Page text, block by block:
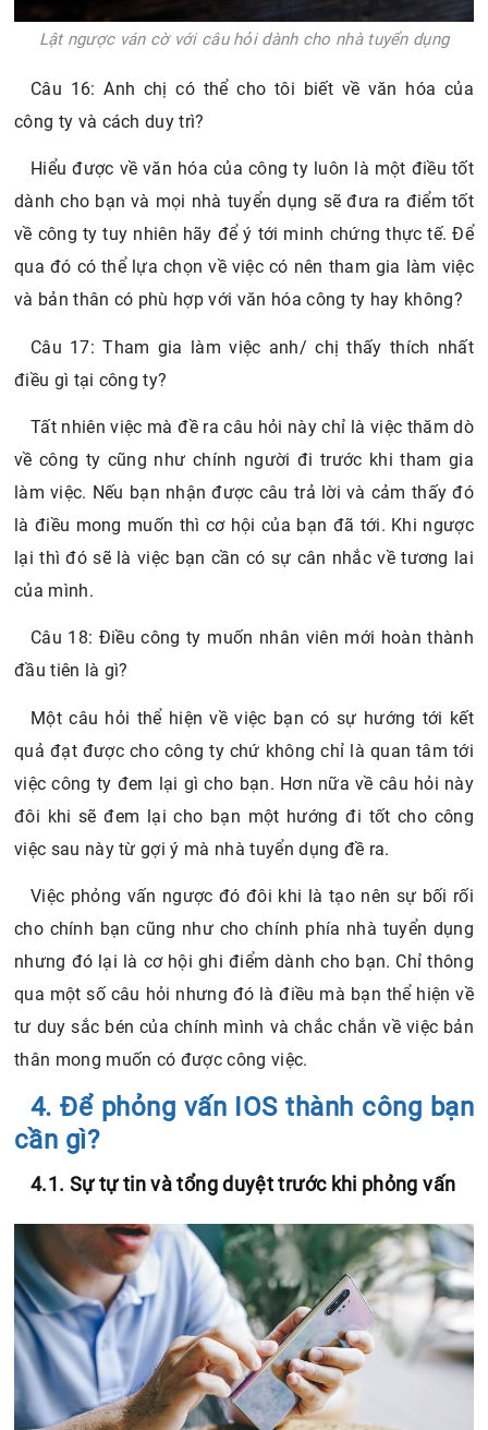
Lật ngược ván cờ với câu hỏi dành cho nhà tuyển dụng
Câu 16: Anh chị có thể cho tôi biết về văn hóa của
công ty và cách duy trì?
Hiểu được về văn hóa của công ty luôn là một điều tốt
dành cho bạn và mọi nhà tuyển dụng sẽ đưa ra điểm tốt
về công ty tuy nhiên hãy để ý tới minh chứng thực tế. Để
qua đó có thể lựa chọn về việc có nên tham gia làm việc
và bản thân có phù hợp với văn hóa công ty hay không?
Câu 17: Tham gia làm việc anh/ chị thấy thích nhất
điều gì tại công ty?
Tất nhiên việc mà đề ra câu hỏi này chỉ là việc thăm dò
về công ty cũng như chính người đi trước khi tham gia
làm việc. Nếu bạn nhận được câu trả lời và cảm thấy đó
là điều mong muốn thì cơ hội của bạn đã tới. Khi ngược
lại thì đó sẽ là việc bạn cần có sự cân nhắc về tương lai
của mình.
Câu 18: Điều công ty muốn nhân viên mới hoàn thành
đầu tiên là gì?
Một câu hỏi thể hiện về việc bạn có sự hướng tới kết
quả đạt được cho công ty chứ không chỉ là quan tâm tới
việc công ty đem lại gì cho bạn. Hơn nữa về câu hỏi này
đôi khi sẽ đem lại cho bạn một hướng đi tốt cho công
việc sau này từ gợi ý mà nhà tuyển dụng đề ra.
Việc phỏng vấn ngược đó đôi khi là tạo nên sự bối rối
cho chính bạn cũng như cho chính phía nhà tuyển dụng
nhưng đó lại là cơ hội ghi điểm dành cho bạn. Chỉ thông
qua một số câu hỏi nhưng đó là điều mà bạn thể hiện về
tư duy sắc bén của chính mình và chắc chắn về việc bản
thân mong muốn có được công việc.
4. Để phỏng vấn IOS thành công bạn
cần gì?
4.1. Sự tự tin và tổng duyệt trước khi phỏng vấn